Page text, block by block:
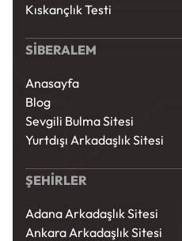
Kıskançlık Testi
SİBERALEM
Anasayfa
Blog
Sevgili Bulma Sitesi
Yurtdışı Arkadaşlık Sitesi
ŞEHİRLER
Adana Arkadaşlık Sitesi
Ankara Arkadaşlık Sitesi